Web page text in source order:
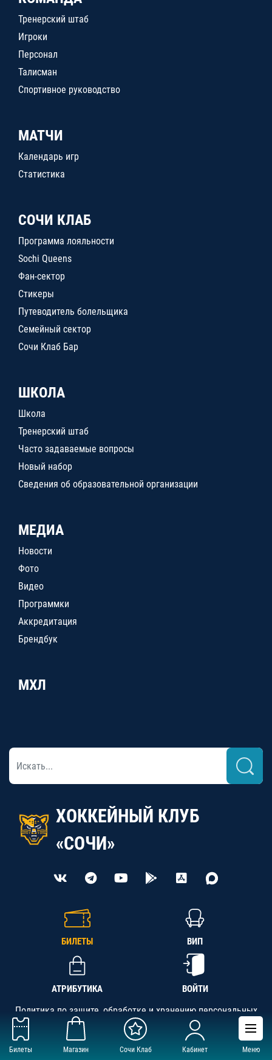
Билеты Магазин Сочи Клаб Кабинет Меню
Тренерский штаб
Игроки
Персонал
Талисман
Спортивное руководство
МАТЧИ
Календарь игр
Статистика
СОЧИ КЛАБ
Программа лояльности
Sochi Queens
Фан-сектор
Стикеры
Путеводитель болельщика
Семейный сектор
Сочи Клаб Бар
ШКОЛА
Школа
Тренерский штаб
Часто задаваемые вопросы
Новый набор
Сведения об образовательной организации
МЕДИА
Новости
Фото
Видео
Программки
Аккредитация
Брендбук
МХЛ
ХОККЕЙНЫЙ КЛУБ
«СОЧИ»
БИЛЕТЫ ВИП
АТРИБУТИКА ВОЙТИ
Политика по защите, обработке и хранению персональных
данных
АНО «СК «Кубань-Регион», ОГРН 1142300002349,